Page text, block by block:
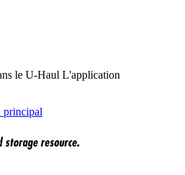
le U-Haul L'application
principal